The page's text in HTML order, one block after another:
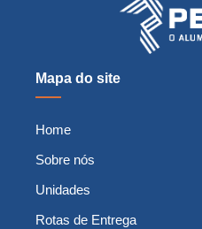
Mapa do site
Home
Sobre nós
Unidades
Rotas de Entrega